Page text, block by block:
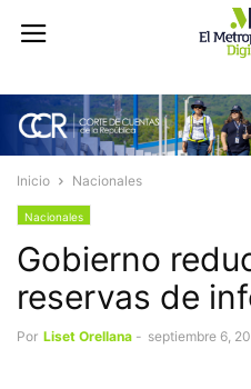
Inicio Nacionales
Nacionales
Gobierno
reservas de
Por Liset Orellana - septiembre 6,